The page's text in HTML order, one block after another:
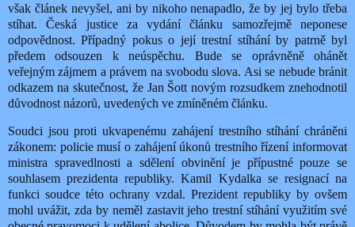
však článek nevyšel, ani by nikoho nenapadlo, že by jej bylo třeba
stíhat. Česká justice za vydání článku samozřejmě neponese
odpovědnost. Případný pokus o její trestní stíhání by patrně byl
předem odsouzen k neúspěchu. Bude se oprávněně ohánět
veřejným zájmem a právem na svobodu slova. Asi se nebude bránit
odkazem na skutečnost, že Jan Šott novým rozsudkem znehodnotil
důvodnost názorů, uvedených ve zmíněném článku.
Soudci jsou proti ukvapenému zahájení trestního stíhání chráněni
zákonem: policie musí o zahájení úkonů trestního řízení informovat
ministra spravedlnosti a sdělení obvinění je přípustné pouze se
souhlasem prezidenta republiky. Kamil Kydalka se resignací na
funkci soudce této ochrany vzdal. Prezident republiky by ovšem
mohl uvážit, zda by neměl zastavit jeho trestní stíhání využitím své